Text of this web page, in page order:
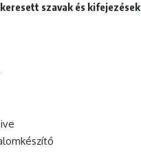
szavak és kifejezések